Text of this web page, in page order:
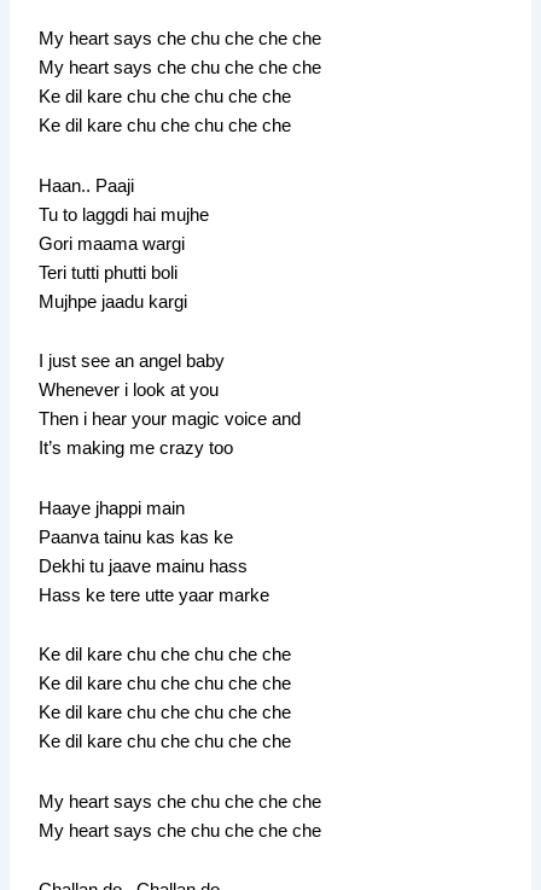
My heart says che chu che che che
My heart says che chu che che che
Ke dil kare chu che chu che che
Ke dil kare chu che chu che che
Haan.. Paaji
Tu to laggdi hai mujhe
Gori maama wargi
Teri tutti phutti boli
Mujhpe jaadu kargi
I just see an angel baby
Whenever i look at you
Then i hear your magic voice and
It’s making me crazy too
Haaye jhappi main
Paanva tainu kas kas ke
Dekhi tu jaave mainu hass
Hass ke tere utte yaar marke
Ke dil kare chu che chu che che
Ke dil kare chu che chu che che
Ke dil kare chu che chu che che
Ke dil kare chu che chu che che
My heart says che chu che che che
My heart says che chu che che che